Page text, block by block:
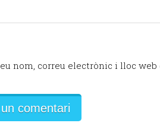
nom, correu electrònic i lloc